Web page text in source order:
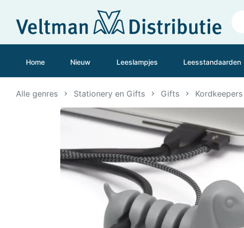
Home Nieuw Leeslampjes Leesstandaarden
Alle genres Stationery en Gifts Gifts